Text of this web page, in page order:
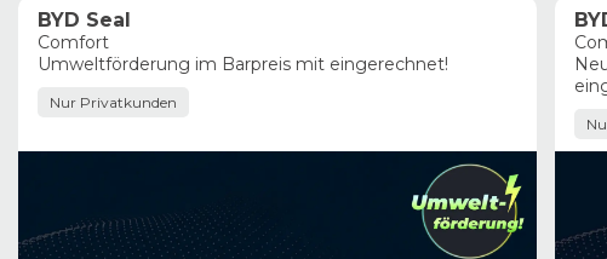
BYD Seal
Comfort
Umweltförderung im Barpreis mit eingerechnet!
Nur Privatkunden